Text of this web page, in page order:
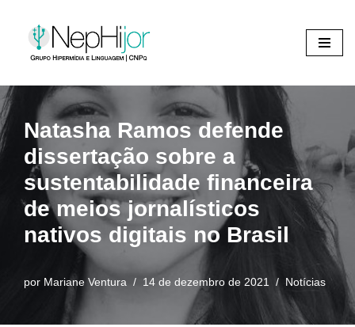
Pular
o
conteúdo
Natasha Ramos defende
dissertação sobre a
sustentabilidade financeira
de meios jornalísticos
nativos digitais no Brasil
por Mariane Ventura 14 de dezembro de 2021 Notícias